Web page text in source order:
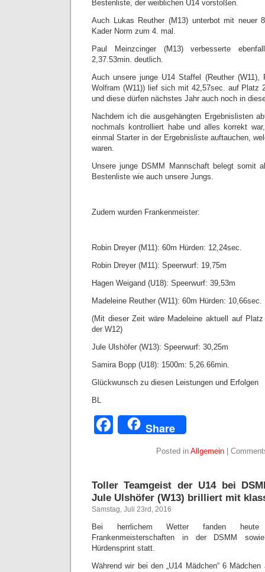
Bestenliste, der weiblichen U14 vorstoßen.
Auch Lukas Reuther (M13) unterbot mit neuer
Kader Norm zum 4. mal.
Paul Meinzcinger (M13) verbesserte
2,37.53min. deutlich.
Auch unsere junge U14 Staffel (Reuther (W11),
Wolfram (W11)) lief sich mit 42,57sec. auf Platz
und diese dürfen nächstes Jahr auch noch in
Nachdem ich die ausgehängten Ergebnislisten
nochmals kontrolliert habe und alles korrekt
einmal Starter in der Ergebnisliste auftauchen,
waren.
Unsere junge DSMM Mannschaft belegt somit
Bestenliste wie auch unsere Jungs.
Zudem wurden Frankenmeister:
Robin Dreyer (M11): 60m Hürden: 12,24sec.
Robin Dreyer (M11): Speerwurf: 19,75m
Hagen Weigand (U18): Speerwurf: 39,53m
Madeleine Reuther (W11): 60m Hürden: 10,66sec.
(Mit dieser Zeit wäre Madeleine aktuell auf
der W12)
Jule Ulshöfer (W13): Speerwurf: 30,25m
Samira Bopp (U18): 1500m: 5,26.66min.
Glückwunsch zu diesen Leistungen und Erfolgen
BL
Facebook
Share
Posted in Allgemein|
Toller Teamgeist der U14 bei
Jule Ulshöfer (W13) brilliert mit
Samstag, Juli 23rd, 2016
Bei herrlichem Wetter fanden
Frankenmeisterschaften in der DSMM
Hürdensprint statt.
Während wir bei den „U14 Mädchen“ 6